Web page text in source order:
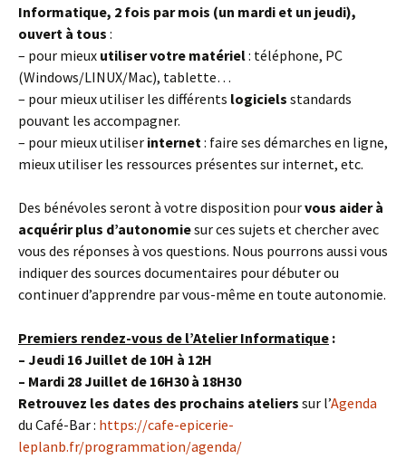
Informatique, 2 fois par mois (un mardi et un jeudi),
ouvert à tous :
– pour mieux utiliser votre matériel: téléphone, PC
(Windows/LINUX/Mac), tablette…
– pour mieux utiliser les différents logiciels standards
pouvant les accompagner.
– pour mieux utiliser internet: faire ses démarches en ligne,
mieux utiliser les ressources présentes sur internet, etc.
Des bénévoles seront à votre disposition pourvous aider à
acquérir plus d’autonomiesur ces sujets et chercher avec
vous des réponses à vos questions. Nous pourrons aussi vous
indiquer des sources documentaires pour débuter ou
continuer d’apprendre par vous-même en toute autonomie.
Premiers rendez-vous de l’Atelier Informatique :
– Jeudi 16 Juillet de 10H à 12H
– Mardi 28 Juillet de 16H30 à 18H30
Retrouvez les dates des prochains ateliers sur l’Agenda
du Café-Bar : https://cafe-epicerie-
leplanb.fr/programmation/agenda/